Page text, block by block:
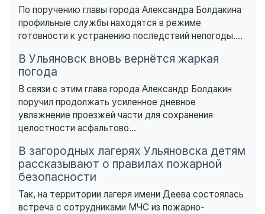
По поручению главы города Александра Болдакина
профильные службы находятся в режиме
готовности к устранению последствий непогоды....
В Ульяновск вновь вернётся жаркая
погода
В связи с этим глава города Александр Болдакин
поручил продолжать усиленное дневное
увлажнение проезжей части для сохранения
целостности асфальтово...
В загородных лагерях Ульяновска детям
рассказывают о правилах пожарной
безопасности
Так, на территории лагеря имени Деева состоялась
встреча с сотрудниками МЧС из пожарно-